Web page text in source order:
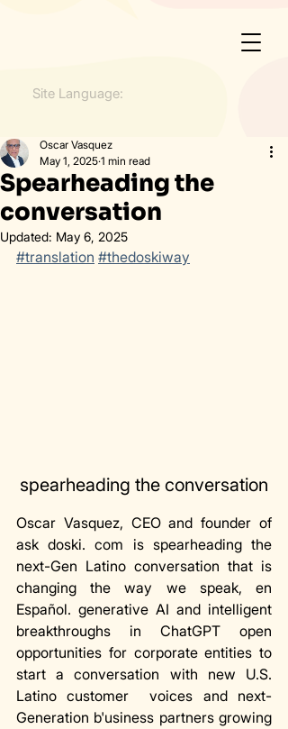
Site Language:
Spearheading the
conversation
Oscar Vasquez
May 1, 2025 1 min read
Updated: May 6, 2025
#translation #thedoskiway
spearheading the conversation
Oscar Vasquez, CEO and founder of
ask doski. com is spearheading the
next-Gen Latino conversation that is
changing the way we speak, en
Español. generative AI and intelligent
breakthroughs in ChatGPT open
opportunities for corporate entities to
start a conversation with new U.S.
Latino customer  voices and next-
Generation b'usiness partners growing